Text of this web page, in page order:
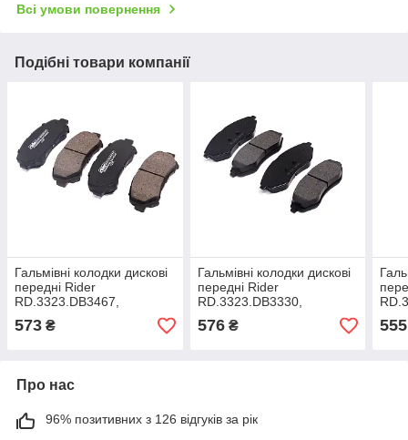
Всі умови повернення
Подібні товари компанії
Гальмівні колодки дискові
передні Rider
RD.3323.DB3467,
арт.RD.3323.DB3467
573 ₴
Гальмівні колодки дискові
передні Rider
RD.3323.DB3330,
арт.RD.3323.DB3330
576₴ 555
Про нас
96% позитивних з 126 відгуків за рік